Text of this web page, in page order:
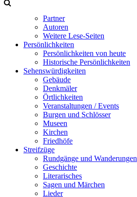
Partner
Autoren
Weitere Lese-Seiten
Persönlichkeiten
Persönlichkeiten von heute
Historische Persönlichkeiten
Sehenswürdigkeiten
Gebäude
Denkmäler
Örtlichkeiten
Veranstaltungen / Events
Burgen und Schlösser
Museen
Kirchen
Friedhöfe
Streifzüge
Rundgänge und Wanderungen
Geschichte
Literarisches
Sagen und Märchen
Lieder